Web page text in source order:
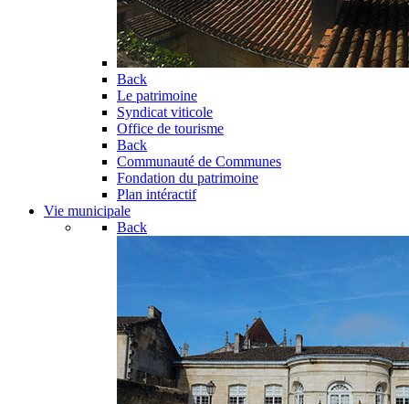
Back
Le patrimoine
Syndicat viticole
Office de tourisme
Back
Communauté de Communes
Fondation du patrimoine
Plan intéractif
Vie municipale
Back